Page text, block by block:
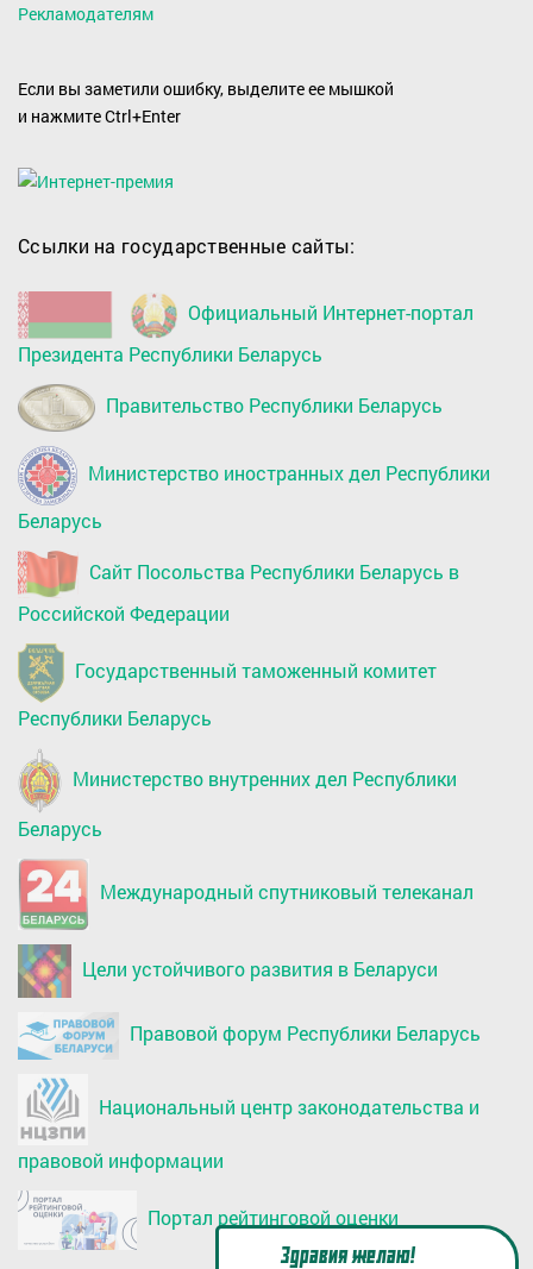
Рекламодателям
Если вы заметили ошибку, выделите ее мышкой
и нажмите Ctrl+Enter
Ссылки на государственные сайты:
Официальный Интернет-портал
Президента Республики Беларусь
Правительство Республики Беларусь
Министерство иностранных дел Республики
Беларусь
Сайт Посольства Республики Беларусь в
Российской Федерации
Государственный таможенный комитет
Республики Беларусь
Министерство внутренних дел Республики
Беларусь
Международный спутниковый телеканал
Цели устойчивого развития в Беларуси
Правовой форум Республики Беларусь
Национальный центр законодательства и
правовой информации
Портал рейтинговой оценки
Здравия желаю!